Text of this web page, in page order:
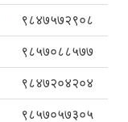
९८४७५७२९०८
९८५७०८८५७७
९८४७२०४२०४
९८५७०५७३०५